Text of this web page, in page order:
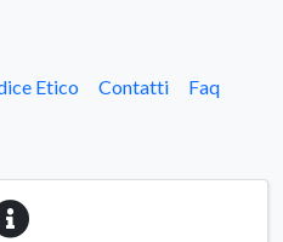
Etico Contatti Faq